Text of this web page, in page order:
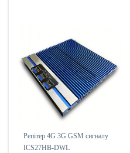
Репітер 4G 3G GSM сигналу
ICS27HB-DWL